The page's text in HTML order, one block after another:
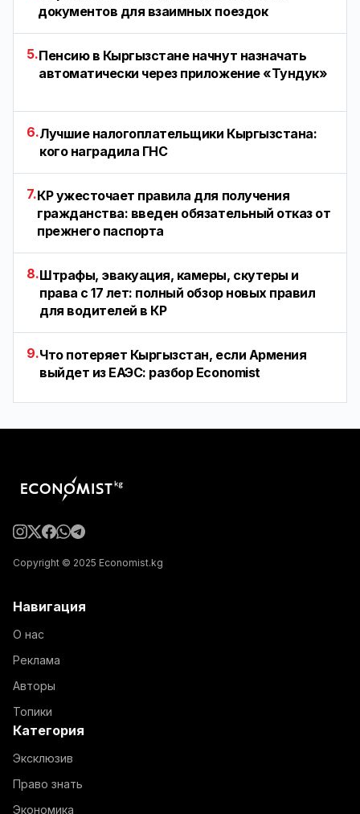
документов для взаимных поездок
5.Пенсию в Кыргызстане начнут назначать
автоматически через приложение «Тундук»
6.Лучшие налогоплательщики Кыргызстана:
кого наградила ГНС
7.КР ужесточает правила для получения
гражданства: введен обязательный отказ от
прежнего паспорта
8.Штрафы, эвакуация, камеры, скутеры и
права с 17 лет: полный обзор новых правил
для водителей в КР
9.Что потеряет Кыргызстан, если Армения
выйдет из ЕАЭС: разбор Economist
Copyright © 2025 Economist.kg
Навигация
О нас
Реклама
Авторы
Топики
Категория
Эксклюзив
Право знать
Экономика